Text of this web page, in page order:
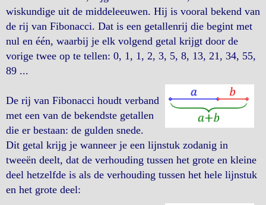
wiskundige uit de middeleeuwen. Hij is vooral bekend van
de rij van Fibonacci. Dat is een getallenrij die begint met
nul en één, waarbij je elk volgend getal krijgt door de
vorige twee op te tellen: 0, 1, 1, 2, 3, 5, 8, 13, 21, 34, 55,
89 ...
De rij van Fibonacci houdt verband
met een van de bekendste getallen
die er bestaan: de gulden snede.
Dit getal krijg je wanneer je een lijnstuk zodanig in
tweeën deelt, dat de verhouding tussen het grote en kleine
deel hetzelfde is als de verhouding tussen het hele lijnstuk
en het grote deel: